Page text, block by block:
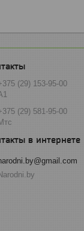
(29) 153-95-00
(29) 581-95-00